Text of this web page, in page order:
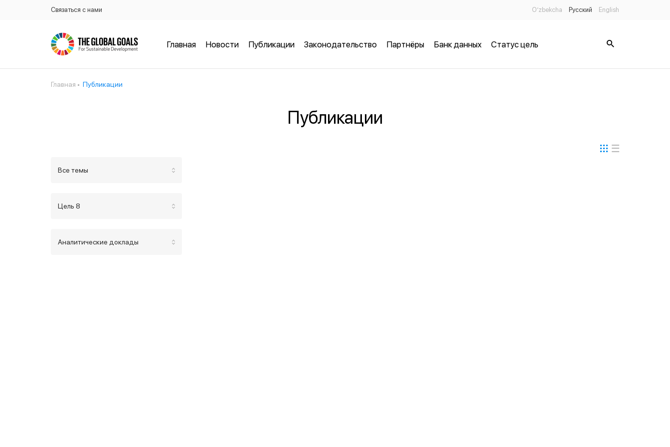
Связаться с нами O’zbekcha Русский English
Главная Новости Публикации Законодательство Партнёры Банк данных Статус цель
Главная Публикации
Публикации
Все темы
Цель 8
Аналитические доклады